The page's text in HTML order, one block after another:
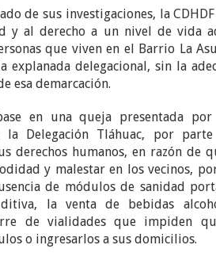
de sus investigaciones, la
y al derecho a un nivel de vida
que viven en el Barrio La
explanada delegacional, sin la
esa demarcación.
en una queja presentada
la Delegación Tláhuac, por
derechos humanos, en razón de
y malestar en los vecinos,
de módulos de sanidad
la venta de bebidas
de vialidades que impiden
o ingresarlos a sus domicilios.